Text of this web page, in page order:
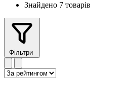
Знайдено 7 товарів
Фільтри